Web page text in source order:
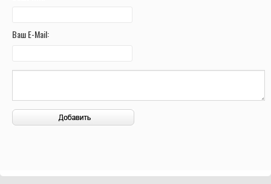
Ваш E-Mail: